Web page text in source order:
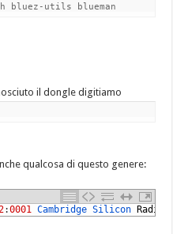
bluez-utils blueman
il dongle digitiamo
qualcosa di questo genere:
:0001 Cambridge Silicon Radio